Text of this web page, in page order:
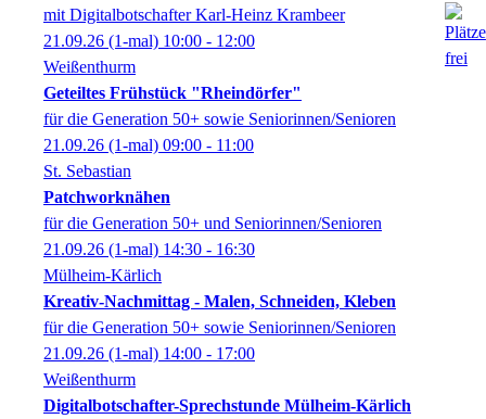
mit Digitalbotschafter Karl-Heinz Krambeer
21.09.26 (1-mal) 10:00 - 12:00
Weißenthurm
Geteiltes Frühstück "Rheindörfer"
für die Generation 50+ sowie Seniorinnen/Senioren
21.09.26 (1-mal) 09:00 - 11:00
St. Sebastian
Patchworknähen
für die Generation 50+ und Seniorinnen/Senioren
21.09.26 (1-mal) 14:30 - 16:30
Mülheim-Kärlich
Kreativ-Nachmittag - Malen, Schneiden, Kleben
für die Generation 50+ sowie Seniorinnen/Senioren
21.09.26 (1-mal) 14:00 - 17:00
Weißenthurm
Digitalbotschafter-Sprechstunde Mülheim-Kärlich